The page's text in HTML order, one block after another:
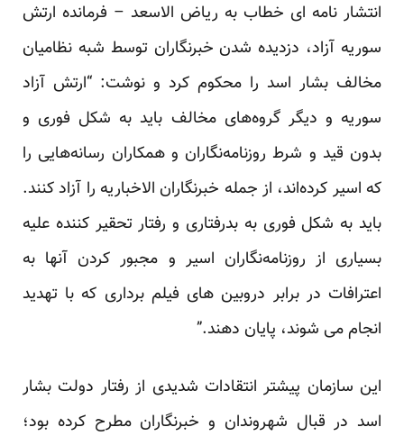
انتشار نامه ای خطاب به ریاض الاسعد – فرمانده ارتش
سوریه آزاد، دزدیده شدن خبرنگاران توسط شبه نظامیان
مخالف بشار اسد را محکوم کرد و نوشت: “ارتش آزاد
سوریه و دیگر گروه‌های مخالف باید به شکل فوری و
بدون قید و شرط روزنامه‌نگاران و همکاران رسانه‌هایی را
که اسیر کرده‌اند، از جمله خبرنگاران الاخباریه را آزاد کنند.
باید به شکل فوری به بدرفتاری و رفتار تحقیر کننده علیه
بسیاری از روزنامه‌نگاران اسیر و مجبور کردن آنها به
اعترافات در برابر دروبین های فیلم برداری که با تهدید
انجام می شوند، پایان دهند.”
این سازمان پیشتر انتقادات شدیدی از رفتار دولت بشار
اسد در قبال شهروندان و خبرنگاران مطرح کرده بود؛